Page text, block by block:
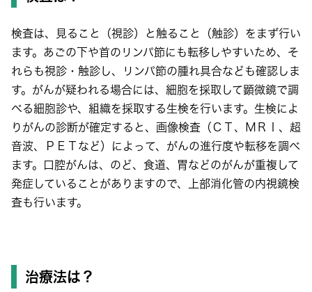
検査は、見ること（視診）と触ること（触診）をまず行い
ます。あごの下や首のリンパ節にも転移しやすいため、そ
れらも視診・触診し、リンパ節の腫れ具合なども確認しま
す。がんが疑われる場合には、細胞を採取して顕微鏡で調
べる細胞診や、組織を採取する生検を行います。生検によ
りがんの診断が確定すると、画像検査（ＣＴ、ＭＲＩ、超
音波、ＰＥＴなど）によって、がんの進行度や転移を調べ
ます。口腔がんは、のど、食道、胃などのがんが重複して
発症していることがありますので、上部消化管の内視鏡検
査も行います。
治療法は？